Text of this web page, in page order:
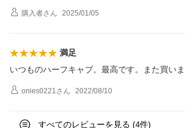
購入者さん 2025/01/05
満足
いつものハーフキャブ。最高です。また買いま
onies0221さん 2022/08/10
すべてのレビューを見る (4件)